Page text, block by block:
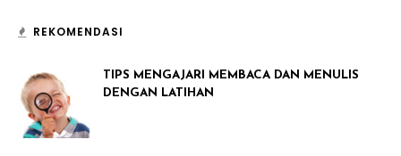
REKOMENDASI
TIPS MENGAJARI MEMBACA DAN MENULIS
DENGAN LATIHAN